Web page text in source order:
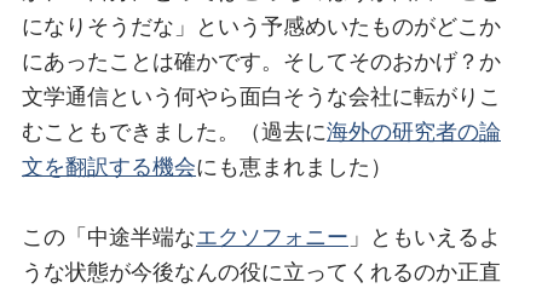
になりそうだな」という予感めいたものがどこか
にあったことは確かです。そしてそのおかげ？か
文学通信という何やら面白そうな会社に転がりこ
むこともできました。（過去に海外の研究者の論
文を翻訳する機会にも恵まれました）
この「中途半端なエクソフォニー 」ともいえるよ
うな状態が今後なんの役に立ってくれるのか正直